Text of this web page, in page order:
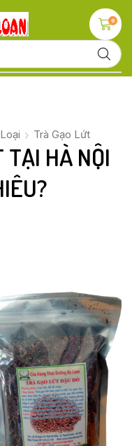
0
Trà Gạo Lứt
TẠI HÀ NỘI